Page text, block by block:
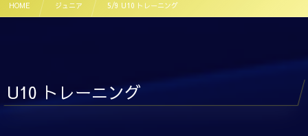
HOME ジュニア 5/9 U10 トレーニング
U10 トレーニング